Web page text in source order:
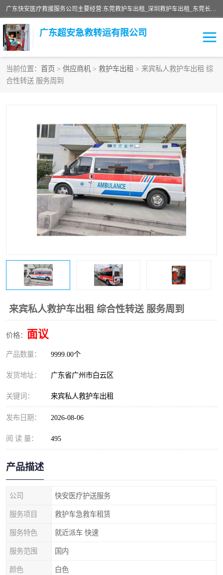
广东快安医疗救援服务公司主要经营:东莞救护车出租_深圳救护车出租_东莞长途救护车出租-深圳长途救护车出租等业务。提供救护车出租服务和长途救护车转接病人。响应及时，服务周到。
广东超安急救转运有限公司
当前位置： 首页 > 供应商机 > 救护车出租 > 来宾私人救护车出租 综
合性转送 服务周到
来宾私人救护车出租 综合性转送 服务周到
价格： 面议
产品数量： 9999.00个
发货地址： 广东省广州市白云区
关键词： 来宾私人救护车出租
发布日期： 2026-08-06
阅 读 量： 495
产品描述
公司 快安医疗护送服务
服务项目 救护车急救车租赁
服务特色 就近派车 快速
服务范围 国内
颜色 白色
救护车出租
急救车出租 保障救护车出租
跨省救护车租赁 跨省救护车出租
私人救护车租赁 私人救护车出租
长途救护车租赁 长途救护车出租